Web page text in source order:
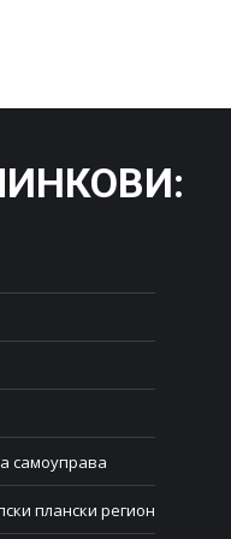
:
самоуправа
плански регион